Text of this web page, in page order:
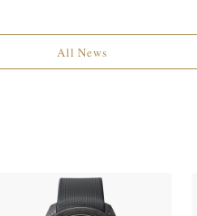
All News